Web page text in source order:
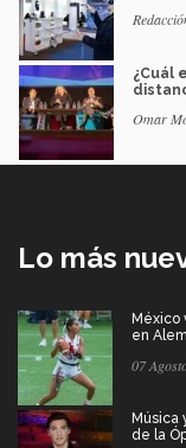
¿Cuál
Omar
Lo más
México
en
07
Música
de la